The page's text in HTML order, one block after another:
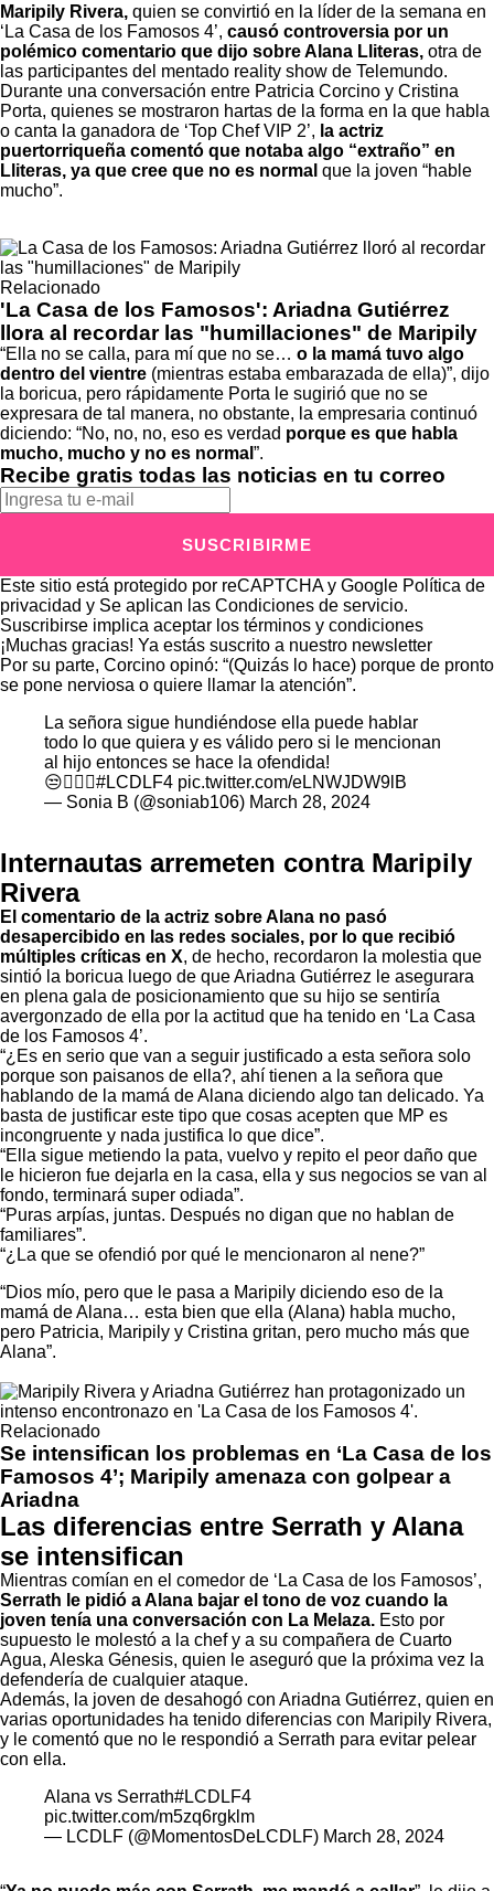
Maripily Rivera, quien se convirtió en la líder de la semana en
‘La Casa de los Famosos 4’, causó controversia por un
polémico comentario que dijo sobre Alana Lliteras, otra de
las participantes del mentado reality show de Telemundo.
Durante una conversación entre Patricia Corcino y Cristina
Porta, quienes se mostraron hartas de la forma en la que habla
o canta la ganadora de ‘Top Chef VIP 2’, la actriz
puertorriqueña comentó que notaba algo “extraño” en
Lliteras, ya que cree que no es normal que la joven “hable
mucho”.
Relacionado
'La Casa de los Famosos': Ariadna Gutiérrez
llora al recordar las "humillaciones" de Maripily
“Ella no se calla, para mí que no se… o la mamá tuvo algo
dentro del vientre (mientras estaba embarazada de ella)”, dijo
la boricua, pero rápidamente Porta le sugirió que no se
expresara de tal manera, no obstante, la empresaria continuó
diciendo: “No, no, no, eso es verdad porque es que habla
mucho, mucho y no es normal ”.
Recibe gratis todas las noticias en tu correo
SUSCRIBIRME
Este sitio está protegido por reCAPTCHA y Google Política de
privacidad y Se aplican las Condiciones de servicio.
Suscribirse implica aceptar los términos y condiciones
¡Muchas gracias! Ya estás suscrito a nuestro newsletter
Por su parte, Corcino opinó: “(Quizás lo hace) porque de pronto
se pone nerviosa o quiere llamar la atención”.
La señora sigue hundiéndose ella puede hablar
todo lo que quiera y es válido pero si le mencionan
al hijo entonces se hace la ofendida!
😒🤷🏻‍♀️#LCDLF4 pic.twitter.com/eLNWJDW9lB
— Sonia B (@soniab106) March 28, 2024
Internautas arremeten contra Maripily
Rivera
El comentario de la actriz sobre Alana no pasó
desapercibido en las redes sociales, por lo que recibió
múltiples críticas en X, de hecho, recordaron la molestia que
sintió la boricua luego de que Ariadna Gutiérrez le asegurara
en plena gala de posicionamiento que su hijo se sentiría
avergonzado de ella por la actitud que ha tenido en ‘La Casa
de los Famosos 4’.
“¿Es en serio que van a seguir justificado a esta señora solo
porque son paisanos de ella?, ahí tienen a la señora que
hablando de la mamá de Alana diciendo algo tan delicado. Ya
basta de justificar este tipo que cosas acepten que MP es
incongruente y nada justifica lo que dice”.
“Ella sigue metiendo la pata, vuelvo y repito el peor daño que
le hicieron fue dejarla en la casa, ella y sus negocios se van al
fondo, terminará super odiada”.
“Puras arpías, juntas. Después no digan que no hablan de
familiares”.
“¿La que se ofendió por qué le mencionaron al nene?”
“Dios mío, pero que le pasa a Maripily diciendo eso de la
mamá de Alana… esta bien que ella (Alana) habla mucho,
pero Patricia, Maripily y Cristina gritan, pero mucho más que
Alana”.
Relacionado
Se intensifican los problemas en ‘La Casa de los
Famosos 4’; Maripily amenaza con golpear a
Ariadna
Las diferencias entre Serrath y Alana
se intensifican
Mientras comían en el comedor de ‘La Casa de los Famosos’,
Serrath le pidió a Alana bajar el tono de voz cuando la
joven tenía una conversación con La Melaza. Esto por
supuesto le molestó a la chef y a su compañera de Cuarto
Agua, Aleska Génesis, quien le aseguró que la próxima vez la
defendería de cualquier ataque.
Además, la joven de desahogó con Ariadna Gutiérrez, quien en
varias oportunidades ha tenido diferencias con Maripily Rivera,
y le comentó que no le respondió a Serrath para evitar pelear
con ella.
Alana vs Serrath#LCDLF4
pic.twitter.com/m5zq6rgklm
— LCDLF (@MomentosDeLCDLF) March 28, 2024